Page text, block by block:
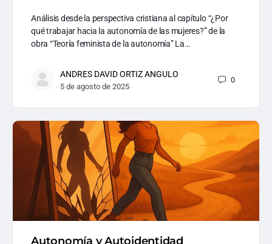
Análisis desde la perspectiva cristiana al capítulo “¿Por
qué trabajar hacia la autonomía de las mujeres?” de la
obra “Teoría feminista de la autonomía” La…
ANDRES DAVID ORTIZ ANGULO
5 de agosto de 2025
0
Autonomía y Autoidentidad